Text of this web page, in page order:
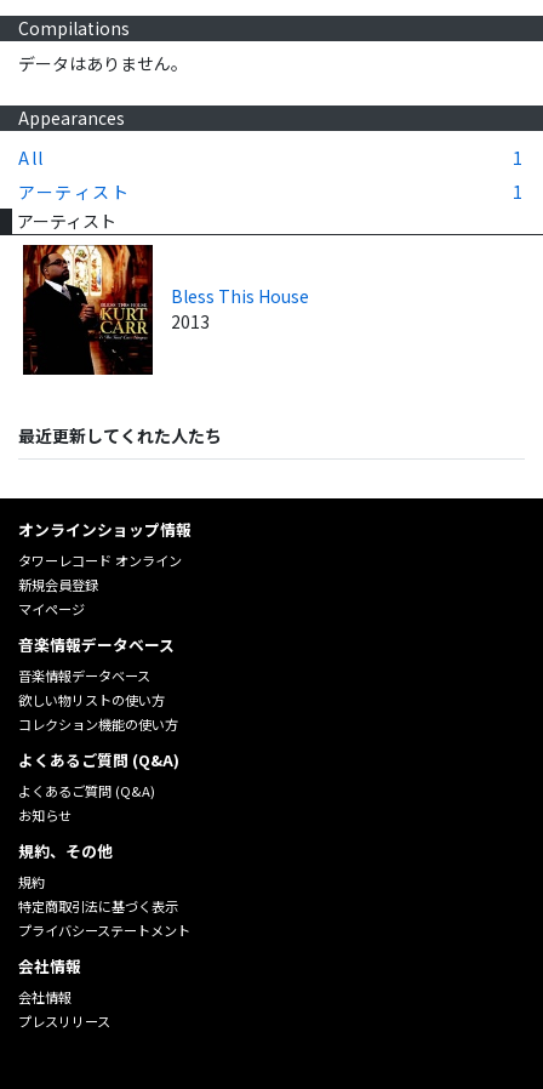
Compilations
データはありません。
Appearances
All
1
アーティスト
1
アーティスト
Bless This House
2013
最近更新してくれた人たち
オンラインショップ情報
タワーレコード オンライン
新規会員登録
マイページ
音楽情報データベース
音楽情報データベース
欲しい物リストの使い方
コレクション機能の使い方
よくあるご質問 (Q&A)
よくあるご質問 (Q&A)
お知らせ
規約、その他
規約
特定商取引法に基づく表示
プライバシーステートメント
会社情報
会社情報
プレスリリース